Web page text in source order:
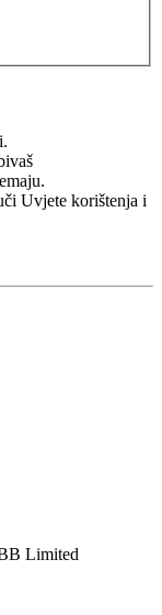
Uvjete korištenja i
Limited